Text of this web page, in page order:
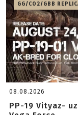
GG/CO2/GBB
08.08.2026
PP-19 Vityaz-